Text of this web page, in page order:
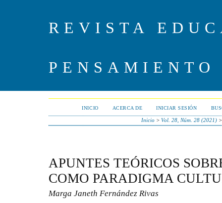
REVISTA
PENSAMIENTO
INICIO ACERCA DE INICIAR SESIÓN
Inicio >Vol. 28, Núm. 28 (2021)
APUNTES TEÓRICOS
COMO PARADIGMA
Marga Janeth Fernández Rivas